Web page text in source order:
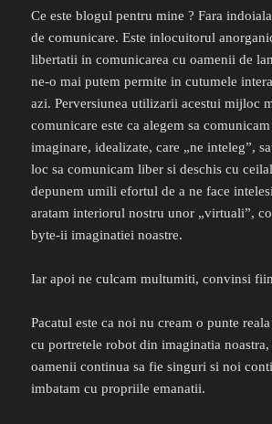
Ce este blogul pentru mine ? Fara
de comunicare. Este inlocuitorul
libertatii in comunicarea cu oamenii de
ne-o mai putem permite in cutumele
azi. Perversiunea utilizarii acestui mijloc
comunicare este ca alegem sa
imaginare, idealizate, care „ne inteleg”,
loc sa comunicam liber si deschis cu
depunem umili efortul de a ne face
aratam interiorul nostru unor „virtuali”,
byte-ii imaginatiei noastre.
Iar apoi ne culcam multumiti, convinsi
Pacatul este ca noi nu cream o punte
cu portretele robot din imaginatia
oamenii continua sa fie singuri si noi
imbatam cu propriile emanatii.